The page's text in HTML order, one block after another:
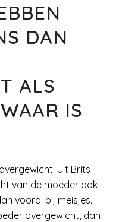
DAN
ALS
IS
Uit Brits
van de moeder ook
vooral bij meisjes.
overgewicht, dan